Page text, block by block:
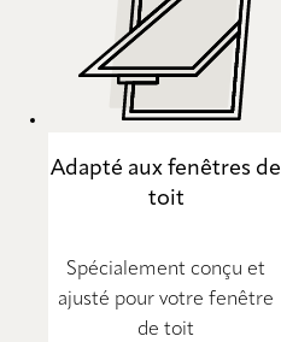
Adapté aux fenêtres de
toit
Spécialement conçu et
ajusté pour votre fenêtre
de toit